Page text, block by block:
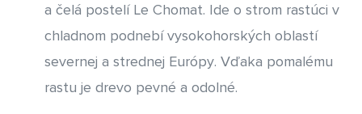
a čelá postelí Le Chomat. Ide o strom rastúci v
chladnom podnebí vysokohorských oblastí
severnej a strednej Európy. Vďaka pomalému
rastu je drevo pevné a odolné.